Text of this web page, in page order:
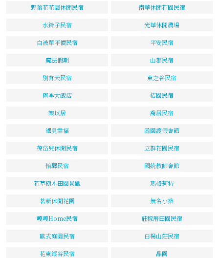
野薑花花園休閒民宿 南華休閒花園民宿
水鈴子民宿 光華休閒農場
白被單平價民宿 平安民宿
魔法假期 山郡民宿
別有天民宿 東之谷民宿
阿季大飯店 桔園民宿
樂以居 喬居民宿
遇見幸福 函園渡假會館
葆岱兒休閒民宿 立群花園民宿
怡驛民宿 國統教師會館
花草樹木田園景觀 瑪格莉特
茗新休閒花園 無名小築
嘎嘎Home民宿 莊稼厝田園民宿
歐式庭園民宿 白楊山莊民宿
花東縱谷民宿 晶園